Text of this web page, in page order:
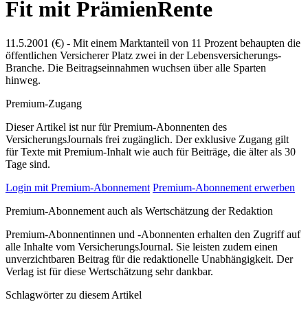
Fit mit PrämienRente
11.5.2001 (€) - Mit einem Marktanteil von 11 Prozent behaupten die
öffentlichen Versicherer Platz zwei in der Lebensversicherungs-
Branche. Die Beitragseinnahmen wuchsen über alle Sparten
hinweg.
Premium-Zugang
Dieser Artikel ist nur für Premium-Abonnenten des
VersicherungsJournals frei zugänglich. Der exklusive Zugang gilt
für Texte mit Premium-Inhalt wie auch für Beiträge, die älter als 30
Tage sind.
Login mit Premium-Abonnement Premium-Abonnement erwerben
Premium-Abonnement auch als Wertschätzung der Redaktion
Premium-Abonnentinnen und -Abonnenten erhalten den Zugriff auf
alle Inhalte vom VersicherungsJournal. Sie leisten zudem einen
unverzichtbaren Beitrag für die redaktionelle Unabhängigkeit. Der
Verlag ist für diese Wertschätzung sehr dankbar.
Schlagwörter zu diesem Artikel